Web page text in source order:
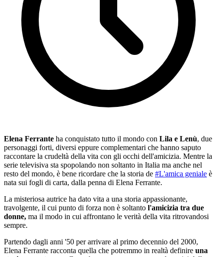
Elena Ferrante ha conquistato tutto il mondo con Lila e Lenù, due
personaggi forti, diversi eppure complementari che hanno saputo
raccontare la crudeltà della vita con gli occhi dell'amicizia. Mentre la
serie televisiva sta spopolando non soltanto in Italia ma anche nel
resto del mondo, è bene ricordare che la storia de #L'amica geniale è
nata sui fogli di carta, dalla penna di Elena Ferrante.
La misteriosa autrice ha dato vita a una storia appassionante,
travolgente, il cui punto di forza non è soltanto l'amicizia tra due
donne, ma il modo in cui affrontano le verità della vita ritrovandosi
sempre.
Partendo dagli anni '50 per arrivare al primo decennio del 2000,
Elena Ferrante racconta quella che potremmo in realtà definire una